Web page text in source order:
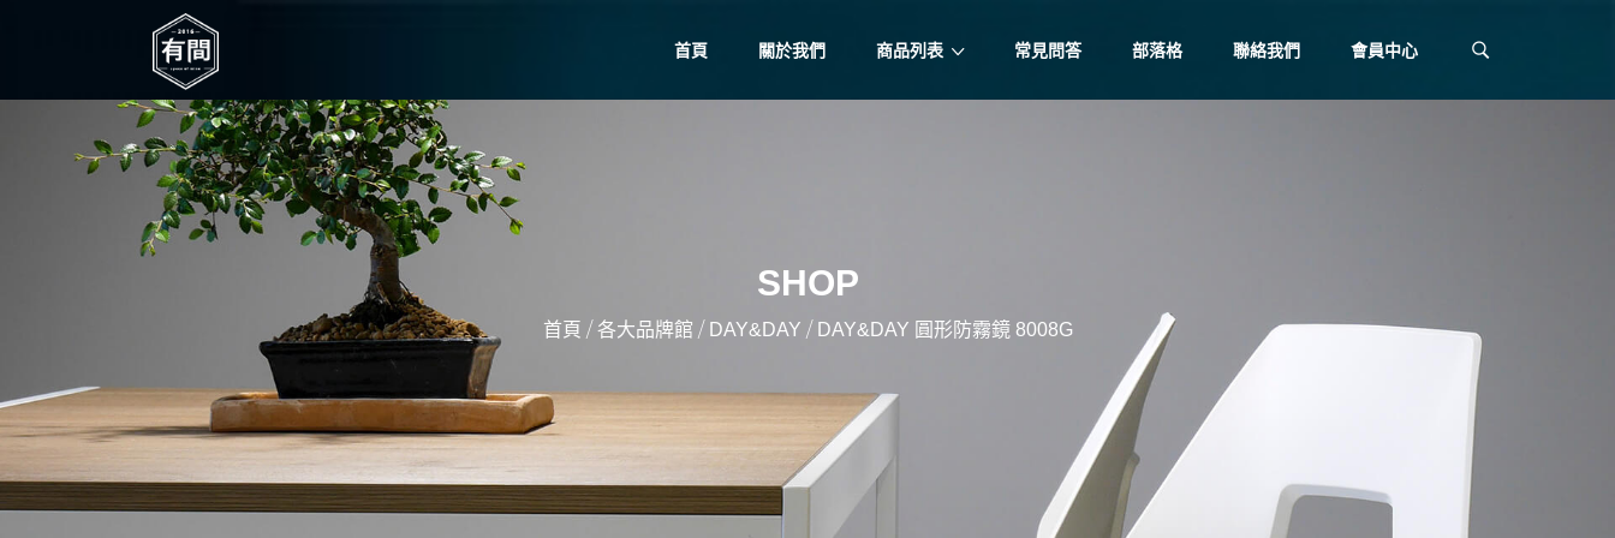
首頁 關於我們 商品列表 常見問答 部落格 聯絡我們 會員中心
SHOP
首頁 / 各大品牌館 / DAY&DAY / DAY&DAY 圓形防霧鏡 8008G